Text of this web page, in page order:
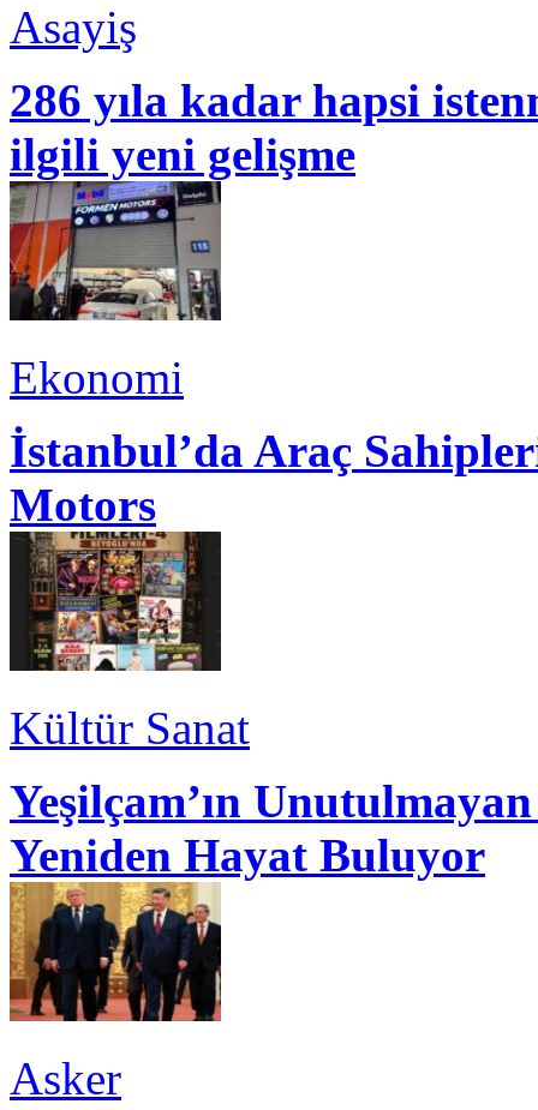
Asayiş
286 yıla kadar hapsi
ilgili yeni gelişme
Ekonomi
İstanbul’da Araç
Motors
Kültür Sanat
Yeşilçam’ın
Yeniden Hayat Buluyor
Asker